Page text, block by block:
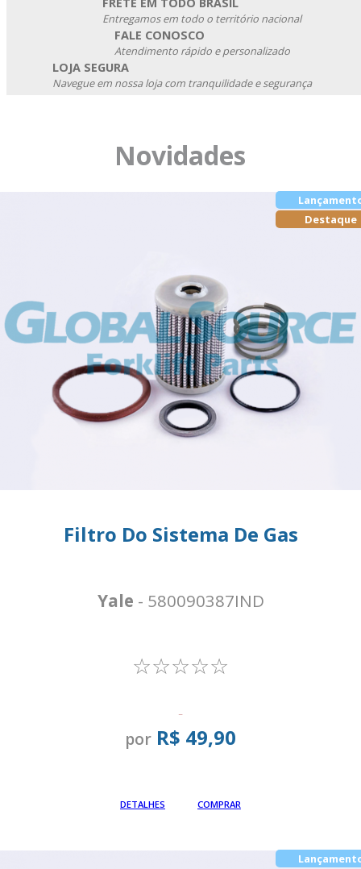
Entregamos em todo o território nacional
FALE CONOSCO
Atendimento rápido e personalizado
LOJA SEGURA
Navegue em nossa loja com tranquilidade e segurança
Novidades
Destaque
Filtro Do Sistema De Gas
Yale - 580090387IND
☆☆☆☆☆
-
por R$ 49,90
DETALHES COMPRAR